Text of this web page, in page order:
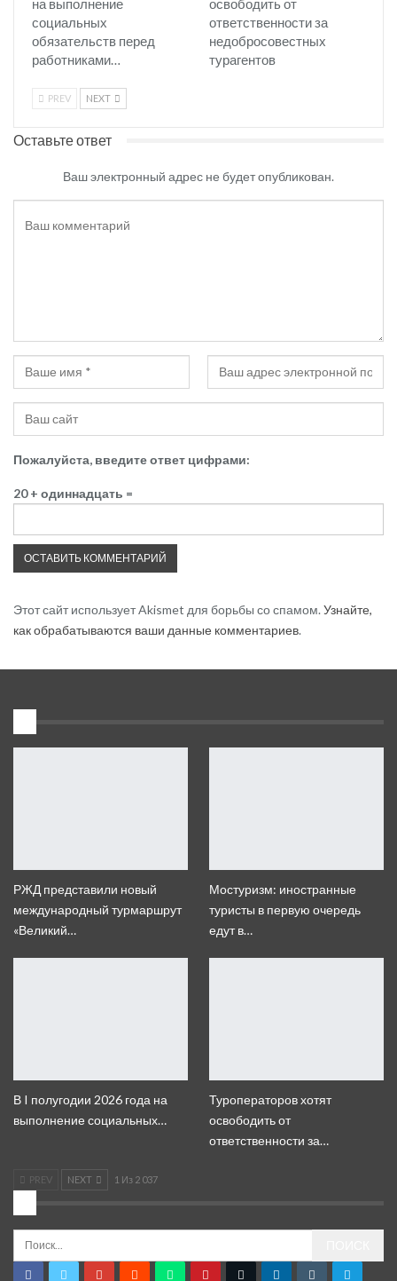
на выполнение
социальных
обязательств перед
работниками…
освободить от
ответственности за
недобросовестных
турагентов
PREV NEXT
Оставьте ответ
Ваш электронный адрес не будет опубликован.
Пожалуйста, введите ответ цифрами:
20 + одиннадцать =
Этот сайт использует Akismet для борьбы со спамом. Узнайте,
как обрабатываются ваши данные комментариев.
РЖД представили новый
международный турмаршрут
«Великий…
Мостуризм: иностранные
туристы в первую очередь
едут в…
В I полугодии 2026 года на
выполнение социальных…
Туроператоров хотят
освободить от
ответственности за…
PREV NEXT 1 Из 2 037